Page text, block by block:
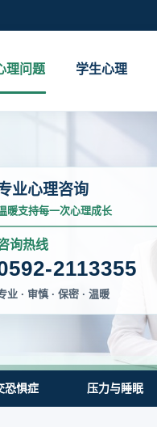
理问题 学生心理
业心理咨询
暖支持每一次心理成长
询热线
2113355
业 · 审慎 · 保密 · 温暖
恐惧症 压力与睡眠